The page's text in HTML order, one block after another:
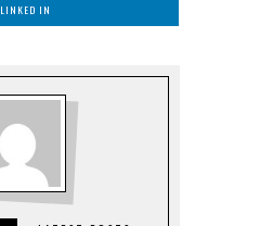
LINKED IN